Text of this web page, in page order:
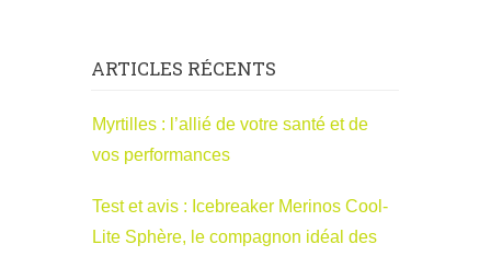
ARTICLES RÉCENTS
Myrtilles : l’allié de votre santé et de
vos performances
Test et avis : Icebreaker Merinos Cool-
Lite Sphère, le compagnon idéal des